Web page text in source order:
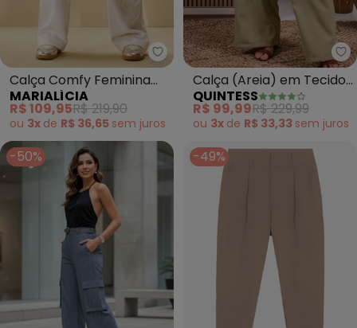
Marialícia - Calça Comfy
Calça Comfy Feminina
Moletom Linho (Bege)
MARIALÍCIA
R$ 109,95R$ 219,90
ou 3x de R$ 36,65 sem juros
Calça (Areia) em Tecido
Texturizado
QUINTESS
R$ 99,99R$ 229,99
ou 3x de R$ 33,33 sem juros
-50% -49%